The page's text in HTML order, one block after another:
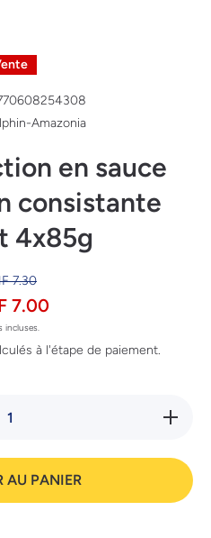
Amazonia
en sauce
consistante
4x85g
7.30
7.00
incluses.
à l'étape de paiement.
la
en
AU PANIER